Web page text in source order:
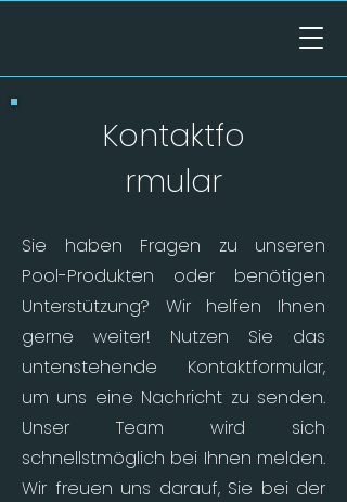
Kontaktfo
rmular
Sie haben Fragen zu unseren
Pool-Produkten oder benötigen
Unterstützung? Wir helfen Ihnen
gerne weiter! Nutzen Sie das
untenstehende Kontaktformular,
um uns eine Nachricht zu senden.
Unser Team wird sich
schnellstmöglich bei Ihnen melden.
Wir freuen uns darauf, Sie bei der